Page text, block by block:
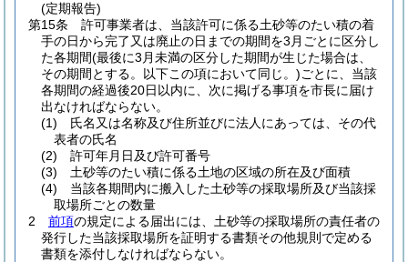
(定期報告)
第15条
許可事業者は、当該許可に係る土砂等のたい積の着
手の日から完了又は廃止の日までの期間を3月ごとに区分し
た各期間(最後に3月未満の区分した期間が生じた場合は、
その期間とする。以下この項において同じ。)ごとに、当該
各期間の経過後20日以内に、次に掲げる事項を市長に届け
出なければならない。
(1)
氏名又は名称及び住所並びに法人にあっては、その代
表者の氏名
(2)
許可年月日及び許可番号
(3)
土砂等のたい積に係る土地の区域の所在及び面積
(4)
当該各期間内に搬入した土砂等の採取場所及び当該採
取場所ごとの数量
2
前項の規定による届出には、土砂等の採取場所の責任者の
発行した当該採取場所を証明する書類その他規則で定める
書類を添付しなければならない。